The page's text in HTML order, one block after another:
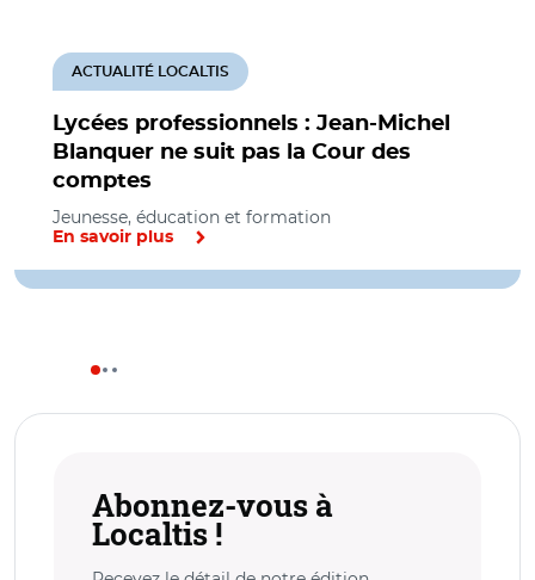
Lycées professionnels : Jean-Michel
Blanquer ne suit pas la Cour des
comptes
ACTUALITÉ LOCALTIS
Jeunesse, éducation et formation
En savoir plus
Abonnez-vous à
Localtis !